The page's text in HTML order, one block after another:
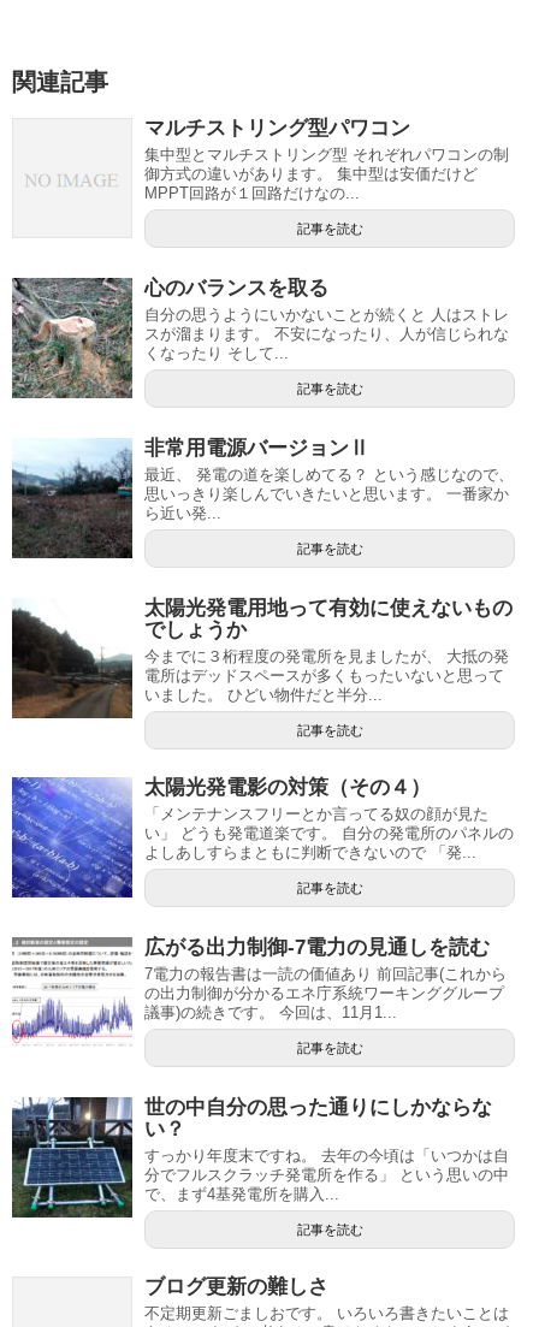
関連記事
マルチストリング型パワコン
集中型とマルチストリング型 それぞれパワコンの制
御方式の違いがあります。 集中型は安価だけど
MPPT回路が１回路だけなの...
記事を読む
心のバランスを取る
自分の思うようにいかないことが続くと 人はストレ
スが溜まります。 不安になったり、人が信じられな
くなったり そして...
記事を読む
非常用電源バージョンⅡ
最近、 発電の道を楽しめてる？ という感じなので、
思いっきり楽しんでいきたいと思います。 一番家か
ら近い発...
記事を読む
太陽光発電用地って有効に使えないもの
でしょうか
今までに３桁程度の発電所を見ましたが、 大抵の発
電所はデッドスペースが多くもったいないと思って
いました。 ひどい物件だと半分...
記事を読む
太陽光発電影の対策（その４）
「メンテナンスフリーとか言ってる奴の顔が見た
い」 どうも発電道楽です。 自分の発電所のパネルの
よしあしすらまともに判断できないので 「発...
記事を読む
広がる出力制御-7電力の見通しを読む
7電力の報告書は一読の価値あり 前回記事(これから
の出力制御が分かるエネ庁系統ワーキンググループ
議事)の続きです。 今回は、11月1...
記事を読む
世の中自分の思った通りにしかならな
い？
すっかり年度末ですね。 去年の今頃は「いつかは自
分でフルスクラッチ発電所を作る」 という思いの中
で、まず4基発電所を購入...
記事を読む
ブログ更新の難しさ
不定期更新ごましおです。 いろいろ書きたいことは